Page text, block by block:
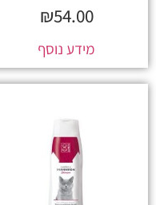
₪54.00
מידע נוסף